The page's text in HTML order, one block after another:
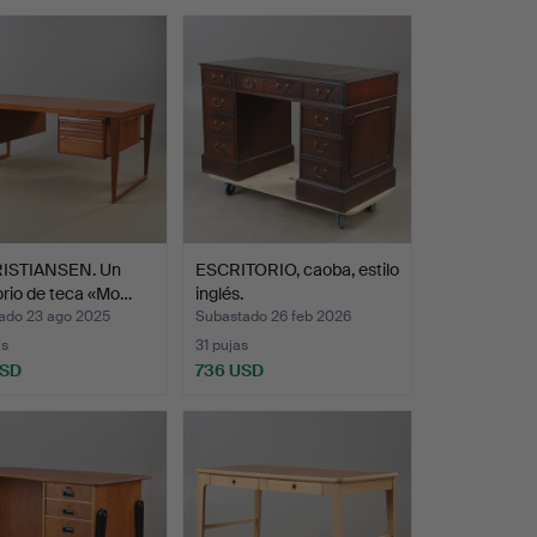
Un
de teca «Mo…
23 ago 2025
ESCRITORIO, caoba, estilo
inglés.
Subastado 26 feb 2026
31 pujas
736 USD